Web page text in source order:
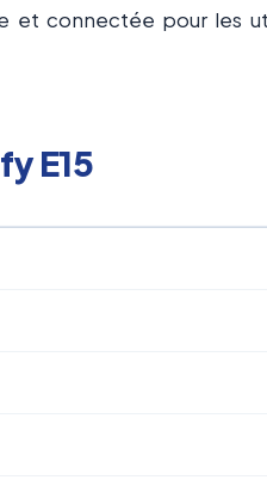
connectée pour les
E15